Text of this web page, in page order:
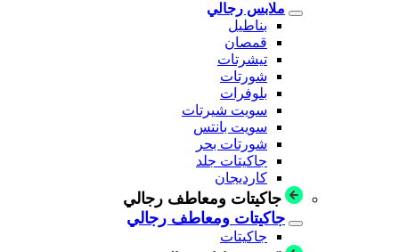
ملابس رجالي
بناطيل
قمصان
تيشرتات
شورتات
بلوفرات
سويت شيرتات
سويت بانتس
شورتات بحر
جاكيتات جلد
كارديجان
جاكيتات ومعاطف رجالي
جاكيتات ومعاطف رجالي
جاكيتات